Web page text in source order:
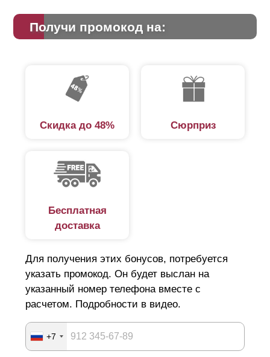
Получи промокод на:
Скидка до 48% Сюрприз
Бесплатная
доставка
Для получения этих бонусов, потребуется
указать промокод. Он будет выслан на
указанный номер телефона вместе с
расчетом. Подробности в видео.
+7